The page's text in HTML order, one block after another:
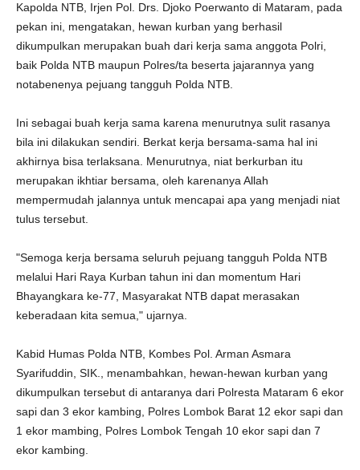
Kapolda NTB, Irjen Pol. Drs. Djoko Poerwanto di Mataram, pada
pekan ini, mengatakan, hewan kurban yang berhasil
dikumpulkan merupakan buah dari kerja sama anggota Polri,
baik Polda NTB maupun Polres/ta beserta jajarannya yang
notabenenya pejuang tangguh Polda NTB.
Ini sebagai buah kerja sama karena menurutnya sulit rasanya
bila ini dilakukan sendiri. Berkat kerja bersama-sama hal ini
akhirnya bisa terlaksana. Menurutnya, niat berkurban itu
merupakan ikhtiar bersama, oleh karenanya Allah
mempermudah jalannya untuk mencapai apa yang menjadi niat
tulus tersebut.
"Semoga kerja bersama seluruh pejuang tangguh Polda NTB
melalui Hari Raya Kurban tahun ini dan momentum Hari
Bhayangkara ke-77, Masyarakat NTB dapat merasakan
keberadaan kita semua," ujarnya.
Kabid Humas Polda NTB, Kombes Pol. Arman Asmara
Syarifuddin, SIK., menambahkan, hewan-hewan kurban yang
dikumpulkan tersebut di antaranya dari Polresta Mataram 6 ekor
sapi dan 3 ekor kambing, Polres Lombok Barat 12 ekor sapi dan
1 ekor mambing, Polres Lombok Tengah 10 ekor sapi dan 7
ekor kambing.